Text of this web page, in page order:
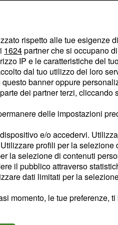
rispetto alle tue esigenze di
1624partner che si occupano
IP e le caratteristiche del
dal tuo utilizzo dei loro
banner oppure
dei partner terzi, cliccando
delle impostazioni
e/o accedervi.
profili per la selezione
la selezione di contenuti
il pubblico attraverso
dati limitati per la
momento, le tue preferenze,